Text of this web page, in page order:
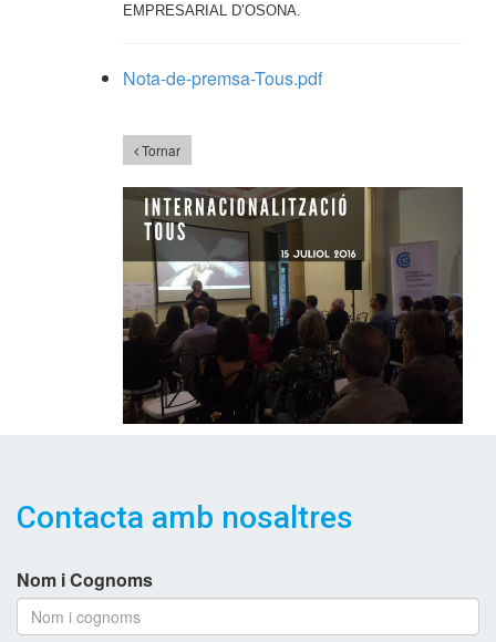
EMPRESARIAL D’OSONA.
Nota-de-premsa-Tous.pdf
Tornar
Contacta amb nosaltres
Nom i Cognoms